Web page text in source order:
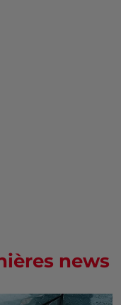
news